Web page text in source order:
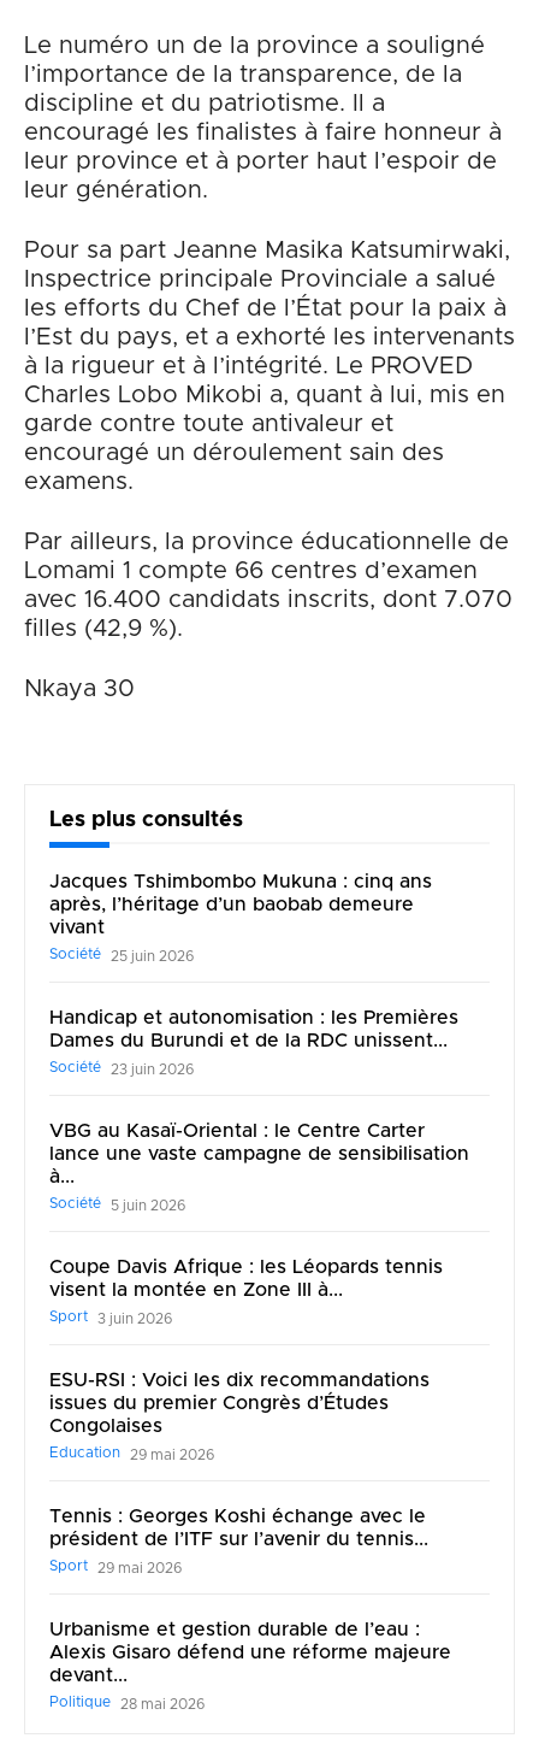
Le numéro un de la province a souligné
l’importance de la transparence, de la
discipline et du patriotisme. Il a
encouragé les finalistes à faire honneur à
leur province et à porter haut l’espoir de
leur génération.
Pour sa part Jeanne Masika Katsumirwaki,
Inspectrice principale Provinciale a salué
les efforts du Chef de l’État pour la paix à
l’Est du pays, et a exhorté les intervenants
à la rigueur et à l’intégrité. Le PROVED
Charles Lobo Mikobi a, quant à lui, mis en
garde contre toute antivaleur et
encouragé un déroulement sain des
examens.
Par ailleurs, la province éducationnelle de
Lomami 1 compte 66 centres d’examen
avec 16.400 candidats inscrits, dont 7.070
filles (42,9 %).
Nkaya 30
Les plus consultés
Jacques Tshimbombo Mukuna : cinq ans
après, l’héritage d’un baobab demeure
vivant
Société 25 juin 2026
Handicap et autonomisation : les Premières
Dames du Burundi et de la RDC unissent...
Société 23 juin 2026
VBG au Kasaï-Oriental : le Centre Carter
lance une vaste campagne de sensibilisation
à...
Société 5 juin 2026
Coupe Davis Afrique : les Léopards tennis
visent la montée en Zone III à...
Sport 3 juin 2026
ESU-RSI : Voici les dix recommandations
issues du premier Congrès d’Études
Congolaises
Education 29 mai 2026
Tennis : Georges Koshi échange avec le
président de l’ITF sur l’avenir du tennis...
Sport 29 mai 2026
Urbanisme et gestion durable de l’eau :
Alexis Gisaro défend une réforme majeure
devant...
Politique 28 mai 2026